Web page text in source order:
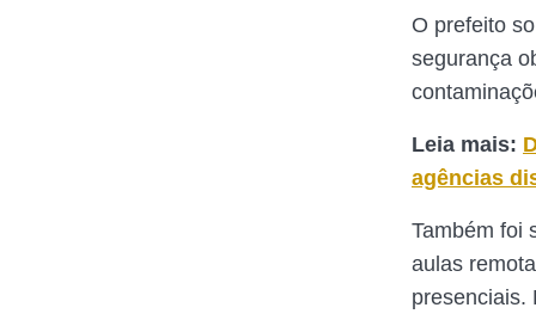
O prefeito
segurança
Leia mais:
agências
Também foi
aulas
presenciais.